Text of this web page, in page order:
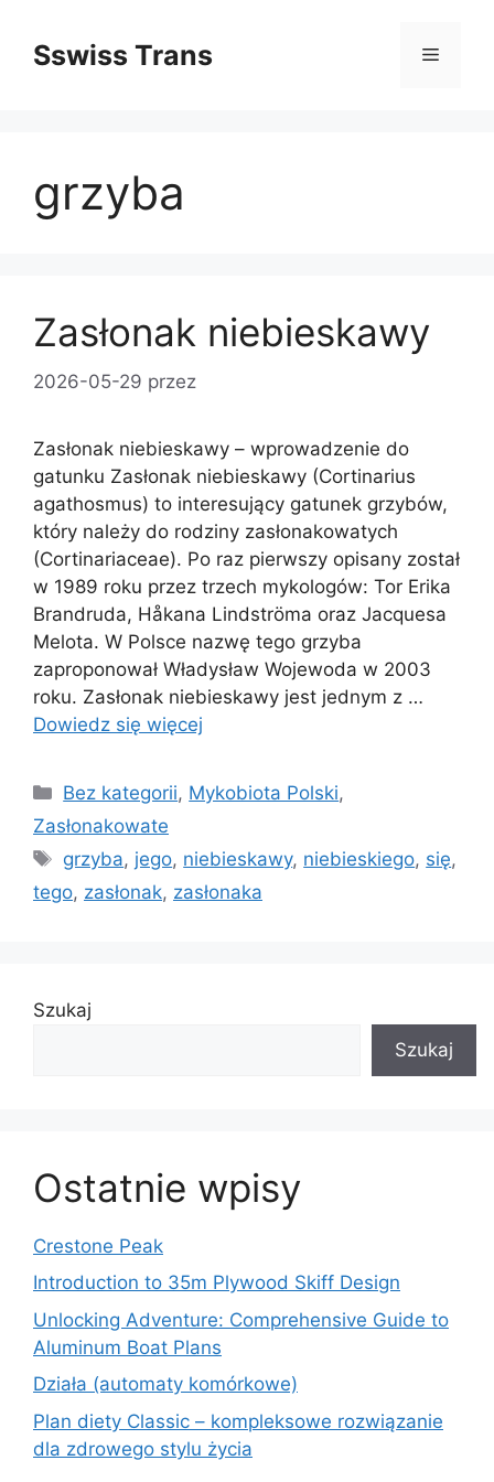
treściSswiss Trans Menu
grzyba
Zasłonak niebieskawy
2026-05-29 przez
Zasłonak niebieskawy – wprowadzenie do
gatunku Zasłonak niebieskawy (Cortinarius
agathosmus) to interesujący gatunek grzybów,
który należy do rodziny zasłonakowatych
(Cortinariaceae). Po raz pierwszy opisany został
w 1989 roku przez trzech mykologów: Tor Erika
Brandruda, Håkana Lindströma oraz Jacquesa
Melota. W Polsce nazwę tego grzyba
zaproponował Władysław Wojewoda w 2003
roku. Zasłonak niebieskawy jest jednym z …
Dowiedz się więcej
Kategorie
Bez kategorii, Mykobiota Polski,
Zasłonakowate
Tagi
grzyba, jego, niebieskawy, niebieskiego, się,
tego, zasłonak, zasłonaka
Szukaj
Szukaj
Ostatnie wpisy
Crestone Peak
Introduction to 35m Plywood Skiff Design
Unlocking Adventure: Comprehensive Guide to
Aluminum Boat Plans
Działa (automaty komórkowe)
Plan diety Classic – kompleksowe rozwiązanie
dla zdrowego stylu życia